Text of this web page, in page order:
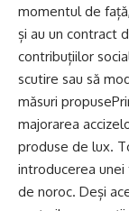
momentul de
și au un contract
contribuțiilor
scutire sau să
măsuri
majorarea
produse de lux.
introducerea
de noroc. Deși